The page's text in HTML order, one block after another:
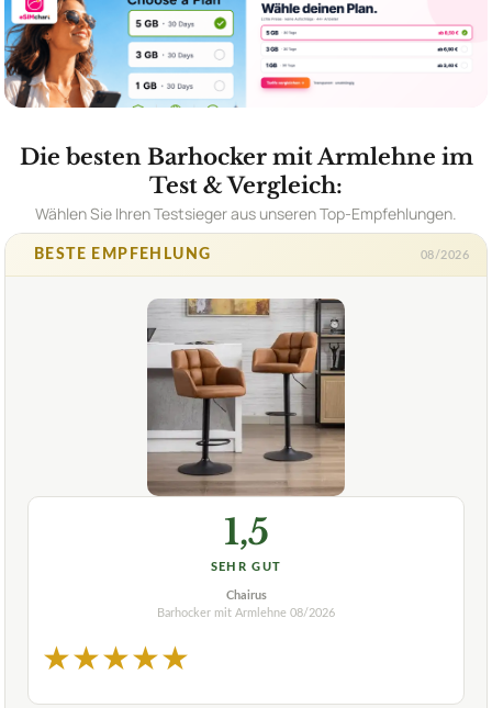
Die besten Barhocker mit Armlehne im
Test & Vergleich:
Wählen Sie Ihren Testsieger aus unseren Top-Empfehlungen.
BESTE EMPFEHLUNG 08/2026
1,5
SEHR GUT
Chairus
Barhocker mit Armlehne 08/2026
★★★★★